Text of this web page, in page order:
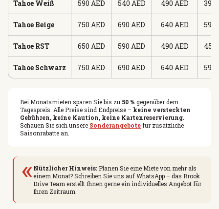
Tahoe Weiß 590 AED 540 AED 490 AED 390
Tahoe Beige 750 AED 690 AED 640 AED 590
Tahoe RST 650 AED 590 AED 490 AED 450
Tahoe Schwarz 750 AED 690 AED 640 AED 590
Bei Monatsmieten sparen Sie bis zu 50 % gegenüber dem
Tagespreis. Alle Preise sind Endpreise – keine versteckten
Gebühren, keine Kaution, keine Kartenreservierung.
Schauen Sie sich unsere Sonderangebotefür zusätzliche
Saisonrabatte an.
« Nützlicher Hinweis:Planen Sie eine Miete von mehr als
einem Monat? Schreiben Sie uns auf WhatsApp – das Brook
Drive Team erstellt Ihnen gerne ein individuelles Angebot für
Ihren Zeitraum.